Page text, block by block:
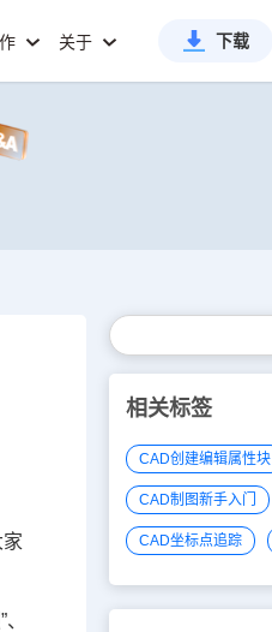
关于 下载
相关标签
CAD创建编辑属性块
CAD制图新手入门
CAD坐标点追踪